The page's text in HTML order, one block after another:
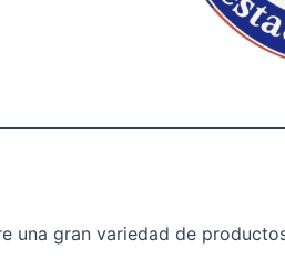
una gran variedad de